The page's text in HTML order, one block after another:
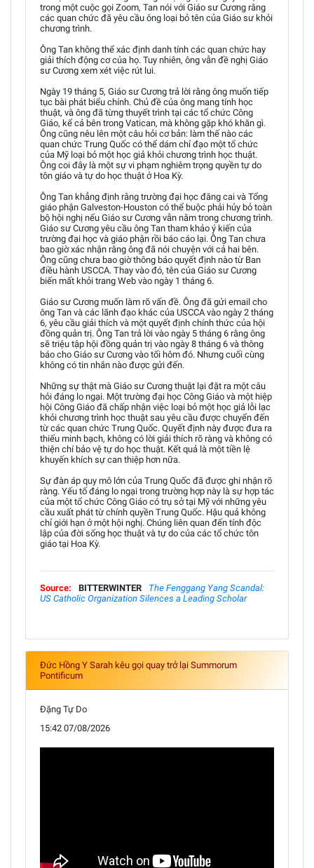
trong một cuộc gọi Zoom, Tan nói với Giáo sư Cương rằng
các quan chức đã yêu cầu ông loại bỏ tên của Giáo sư khỏi
chương trình.
Ông Tan không thể xác định danh tính các quan chức hay
giải thích động cơ của họ. Tuy nhiên, ông vẫn đề nghị Giáo
sư Cương xem xét việc rút lui.
Ngày 19 tháng 5, Giáo sư Cương trả lời rằng ông muốn tiếp
tục bài phát biểu chính. Chủ đề của ông mang tính học
thuật, và ông đã từng thuyết trình tại các tổ chức Công
Giáo, kể cả bên trong Vatican, mà không gặp khó khăn gì.
Ông cũng nêu lên một câu hỏi cơ bản: làm thế nào các
quan chức Trung Quốc có thể dám chỉ đạo một tổ chức
của Mỹ loại bỏ một học giả khỏi chương trình học thuật.
Ông coi đây là một sự vi phạm nghiêm trọng quyền tự do
tôn giáo và tự do học thuật ở Hoa Kỳ.
Ông Tan khẳng định rằng trường đại học đăng cai và Tổng
giáo phận Galveston-Houston có thể buộc phải hủy bỏ toàn
bộ hội nghị nếu Giáo sư Cương vẫn nằm trong chương trình.
Giáo sư Cương yêu cầu ông Tan tham khảo ý kiến của
trường đại học và giáo phận rồi báo cáo lại. Ông Tan chưa
bao giờ xác nhận rằng ông đã nói chuyện với cả hai bên.
Ông cũng chưa bao giờ thông báo quyết định nào từ Ban
điều hành USCCA. Thay vào đó, tên của Giáo sư Cương
biến mất khỏi trang Web vào ngày 1 tháng 6.
Giáo sư Cương muốn làm rõ vấn đề. Ông đã gửi email cho
ông Tan và các lãnh đạo khác của USCCA vào ngày 2 tháng
6, yêu cầu giải thích và một quyết định chính thức của hội
đồng quản trị. Ông Tan trả lời vào ngày 5 tháng 6 rằng ông
sẽ triệu tập hội đồng quản trị vào ngày 8 tháng 6 và thông
báo cho Giáo sư Cương vào tối hôm đó. Nhưng cuối cùng
không có tin nhắn nào được gửi đến.
Những sự thật mà Giáo sư Cương thuật lại đặt ra một câu
hỏi đáng lo ngại. Một trường đại học Công Giáo và một hiệp
hội Công Giáo đã chấp nhận việc loại bỏ một học giả lỗi lạc
khỏi chương trình học thuật sau yêu cầu được chuyển đến
từ các quan chức Trung Quốc. Quyết định này được đưa ra
thiếu minh bạch, không có lời giải thích rõ ràng và không có
thiện chí bảo vệ tự do học thuật. Kết quả là một tiền lệ
khuyến khích sự can thiệp hơn nữa.
Sự đàn áp quy mô lớn của Trung Quốc đã được ghi nhận rõ
ràng. Yếu tố đáng lo ngại trong trường hợp này là sự hợp tác
của một tổ chức Công Giáo có trụ sở tại Mỹ với những yêu
cầu xuất phát từ chính quyền Trung Quốc. Hậu quả không
chỉ giới hạn ở một hội nghị. Chúng liên quan đến tính độc
lập của đời sống học thuật và tự do của các tổ chức tôn
giáo tại Hoa Kỳ.
Source: BITTERWINTER
The Fenggang Yang Scandal:
US Catholic Organization Silences a Leading Scholar
Đức Hồng Y Sarah kêu gọi quay trở lại Summorum
Pontificum
Đặng Tự Do
15:42 07/08/2026